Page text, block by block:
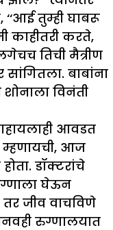
तुम्ही घाबरू
काहीतरी करते,
तिची मैत्रीण
बाबांना
विनंती
आवडत
आज
डॉक्टरांचे
घेऊन
जीव वाचविणे
रुग्णालयात